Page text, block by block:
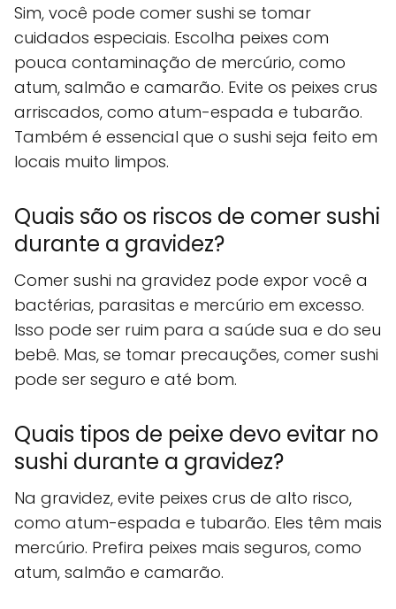
Sim, você pode comer sushi se tomar
cuidados especiais. Escolha peixes com
pouca contaminação de mercúrio, como
atum, salmão e camarão. Evite os peixes crus
arriscados, como atum-espada e tubarão.
Também é essencial que o sushi seja feito em
locais muito limpos.
Quais são os riscos de comer sushi
durante a gravidez?
Comer sushi na gravidez pode expor você a
bactérias, parasitas e mercúrio em excesso.
Isso pode ser ruim para a saúde sua e do seu
bebê. Mas, se tomar precauções, comer sushi
pode ser seguro e até bom.
Quais tipos de peixe devo evitar no
sushi durante a gravidez?
Na gravidez, evite peixes crus de alto risco,
como atum-espada e tubarão. Eles têm mais
mercúrio. Prefira peixes mais seguros, como
atum, salmão e camarão.